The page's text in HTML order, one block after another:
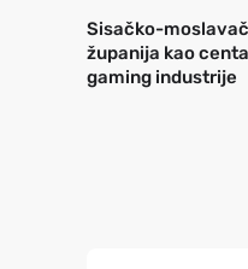
Sisačko-
županija kao
gaming industrije